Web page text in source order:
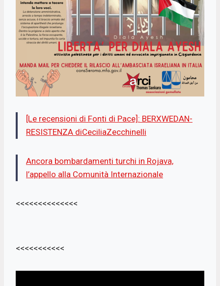
[Le recensioni di Fonti di Pace]: BERXWEDAN-
RESISTENZA diCeciliaZecchinelli
Ancora bombardamenti turchi in Rojava,
l’appello alla Comunità Internazionale
<<<<<<<<<<<<<<
<<<<<<<<<<<